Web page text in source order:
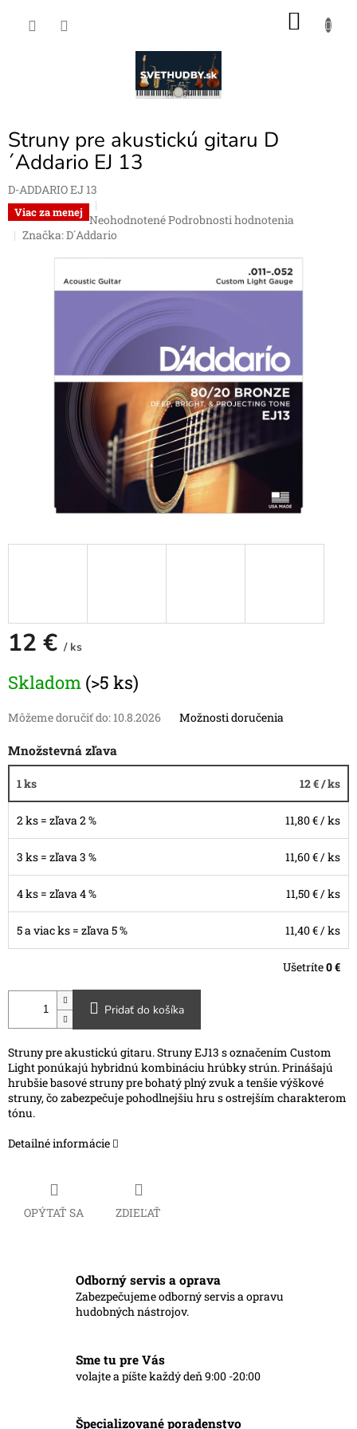
Struny pre akustickú gitaru D
´Addario EJ 13
D-ADDARIO EJ 13
Viac za menej Priemerné
hodnotenie
0,0
z
hviezdičiek.
NeohodnotenéPodrobnosti hodnotenia
Značka:D´Addario
12 € / ks
cena:
Skladom (>5 ks)
Môžeme doručiť do: 10.8.2026 Možnosti doručenia
Množstevná zľava
1 ks 12 €/ ks
2 ks = zľava 2 % 11,80 €/ ks
3 ks = zľava 3 % 11,60 €/ ks
4 ks = zľava 4 % 11,50 €/ ks
5 a viac ks = zľava 5 % 11,40 €/ ks
Ušetríte0 €
Pridať do košíka
Struny pre akustickú gitaru. Struny EJ13 s označením Custom
Light ponúkajú hybridnú kombináciu hrúbky strún. Prinášajú
hrubšie basové struny pre bohatý plný zvuk a tenšie výškové
struny, čo zabezpečuje pohodlnejšiu hru s ostrejším charakterom
tónu.
Detailné informácie
OPÝTAŤ SA ZDIEĽAŤ
Odborný servis a oprava
Zabezpečujeme odborný servis a opravu
hudobných nástrojov.
Sme tu pre Vás
volajte a píšte každý deň 9:00 -20:00
Špecializované poradenstvo